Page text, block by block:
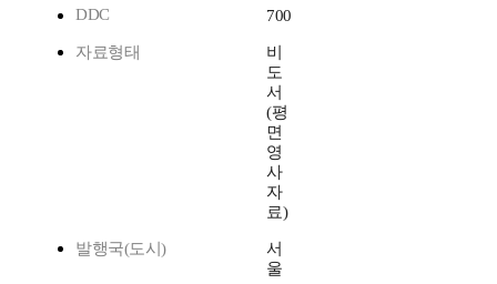
DDC
700
자료형태
비
도
서
(평
면
영
사
자
료)
발행국(도시)
서
울